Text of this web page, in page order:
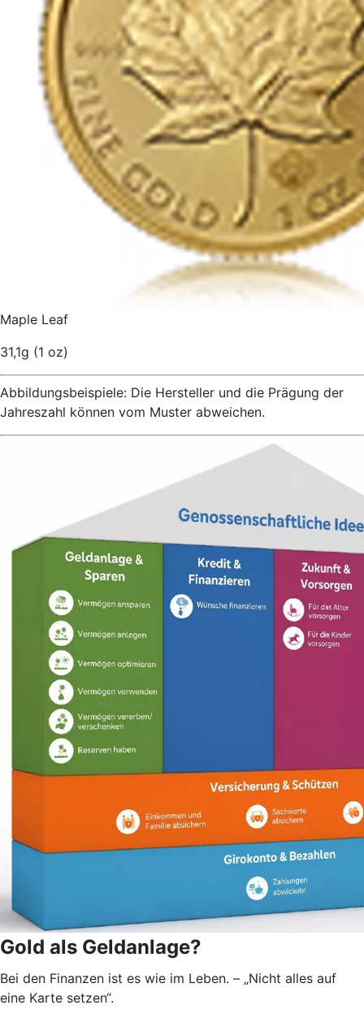
Maple Leaf
31,1g (1 oz)
Abbildungsbeispiele: Die Hersteller und die Prägung der
Jahreszahl können vom Muster abweichen.
Gold als Geldanlage?
Bei den Finanzen ist es wie im Leben. – „Nicht alles auf
eine Karte setzen“.